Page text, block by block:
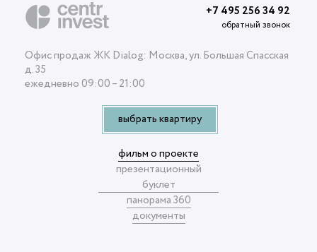
Офис продаж ЖК Dialog: Москва, ул. Большая Спасская
д. 35
ежедневно 09:00 – 21:00
фильм о проекте
презентационный
буклет
панорама 360
документы
выбрать квартиру
+7 495 256 34 92
обратный звонок